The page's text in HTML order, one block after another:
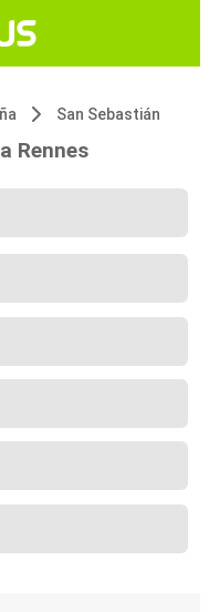
San Sebastián
Rennes